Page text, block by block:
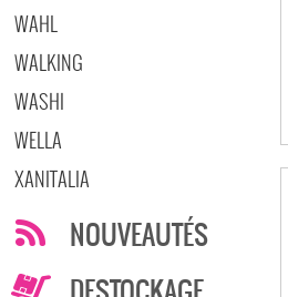
WAHL
WALKING
WASHI
WELLA
XANITALIA
NOUVEAUTÉS